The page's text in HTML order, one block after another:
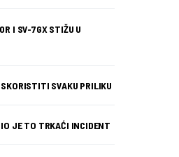
I SV-7GX STIŽU U
SVAKU PRILIKU
JE TO TRKAĆI INCIDENT